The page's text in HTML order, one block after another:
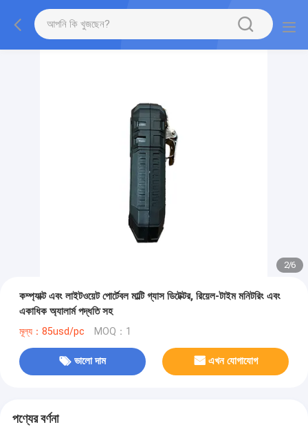
2/6
কম্প্যাক্ট এবং লাইটওয়েট পোর্টেবল মাল্টি গ্যাস ডিটেক্টর, রিয়েল-টাইম মনিটরিং এবং
একাধিক অ্যালার্ম পদ্ধতি সহ
মূল্য：85usd/pc MOQ：1
ভালো দাম এখন যোগাযোগ
পণ্যের বর্ণনা